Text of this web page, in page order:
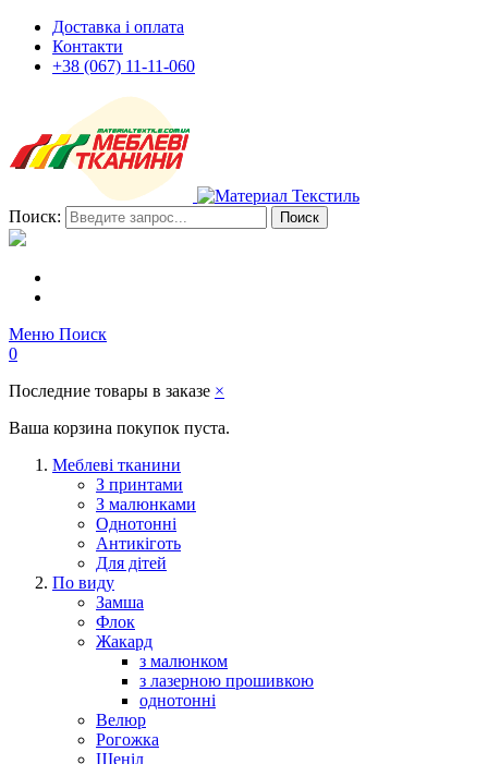
Доставка і оплата
Контакти
+38 (067) 11-11-060
Поиск: Поиск
Меню Поиск
0
Последние товары в заказе ×
Ваша корзина покупок пуста.
Меблеві тканини
З принтами
З малюнками
Однотонні
Антикіготь
Для дітей
По виду
Замша
Флок
Жакард
з малюнком
з лазерною прошивкою
однотонні
Велюр
Рогожка
Шеніл